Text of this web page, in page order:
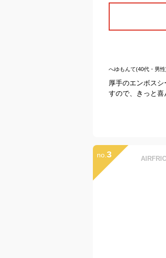
へゆもんて(40代・男性
厚手のエンボス
すので、きっと喜
no. 3